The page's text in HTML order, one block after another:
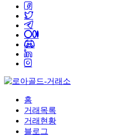
홈
거래목록
거래현황
블로그